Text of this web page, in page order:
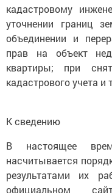
кадастровому
уточнении границ
объединении и
прав на объект
квартиры; при
кадастрового учета и
К сведению
В настоящее
насчитывается
результатами их
официальном